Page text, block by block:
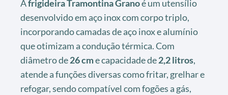
Afrigideira Tramontina Granoé um utensílio
desenvolvido em aço inox com corpo triplo,
incorporando camadas de aço inox e alumínio
que otimizam a condução térmica. Com
diâmetro de26 cme capacidade de2,2 litros,
atende a funções diversas como fritar, grelhar e
refogar, sendo compatível com fogões a gás,